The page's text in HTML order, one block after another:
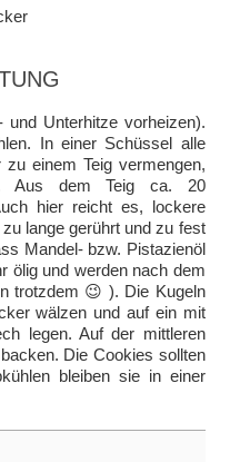
und Unterhitze vorheizen).
In einer Schüssel alle
einem Teig vermengen,
Aus dem Teig ca. 20
hier reicht es, lockere
lange gerührt und zu fest
Mandel- bzw. Pistazienöl
ölig und werden nach dem
trotzdem 😉 ). Die Kugeln
wälzen und auf ein mit
legen. Auf der mittleren
Die Cookies sollten
bleiben sie in einer